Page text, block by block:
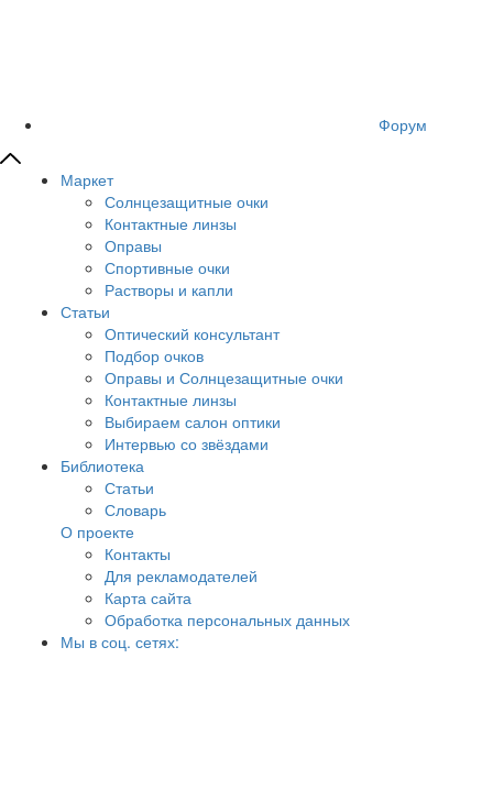
Форум
Маркет
Солнцезащитные очки
Контактные линзы
Оправы
Спортивные очки
Растворы и капли
Статьи
Оптический консультант
Подбор очков
Оправы и Солнцезащитные очки
Контактные линзы
Выбираем салон оптики
Интервью со звёздами
Библиотека
Статьи
Словарь
О проекте
Контакты
Для рекламодателей
Карта сайта
Обработка персональных данных
Мы в соц. сетях: